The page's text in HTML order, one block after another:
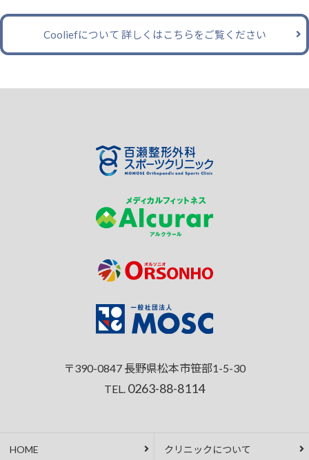
Cooliefについて 詳しくはこちらをご覧ください
〒390-0847 長野県松本市笹部1-5-30
TEL. 0263-88-8114
HOME クリニックについて